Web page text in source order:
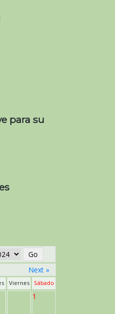
para su
Next »
Viernes Sábado
1